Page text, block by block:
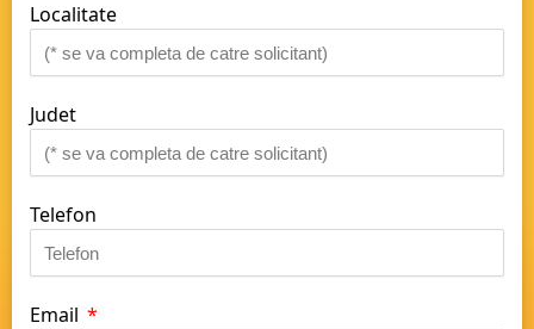
Localitate
Judet
Telefon
Email